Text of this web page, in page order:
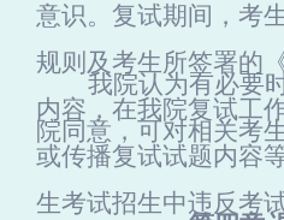
意识。复试期间，考
规则及考生所签署的
内容，在我院复试工
或传播复试试题内容
生考试招生中违反考
我院认为有必要
院同意，可对相关考